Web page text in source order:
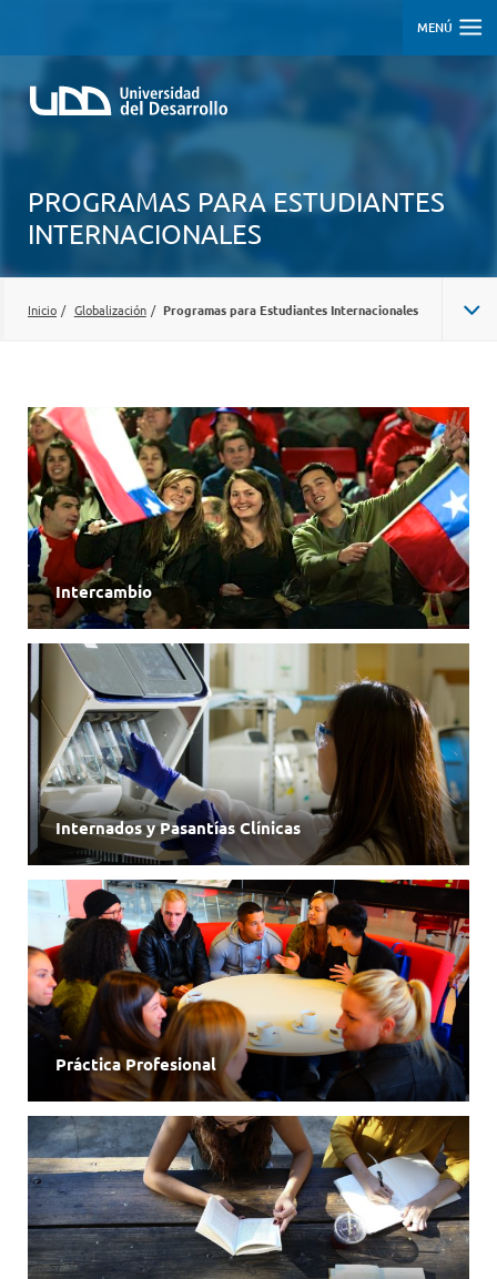
MENÚ
PROGRAMAS PARA ESTUDIANTES
INTERNACIONALES
Inicio / Globalización / Programas para Estudiantes Internacionales
PROGRAMAS INTERNACIONALES PARA ALUMNOS UDD
PROGRAMA COIL UDD
CERTIFICADOS UDD GLOBAL
Intercambio
Internados y Pasantías Clínicas
Práctica Profesional